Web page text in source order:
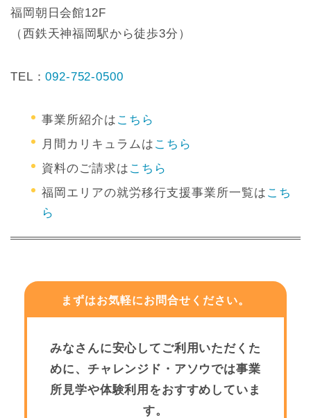
福岡朝日会館12F
（西鉄天神福岡駅から徒歩3分）
TEL：092-752-0500
事業所紹介は こちら
月間カリキュラムは こちら
資料のご請求は こちら
福岡エリアの就労移行支援事業所一覧は こち
ら
まずはお気軽にお問合せください。
みなさんに安心してご利用いただくた
めに、チャレンジド・アソウでは事業
所見学や体験利用をおすすめしていま
す。